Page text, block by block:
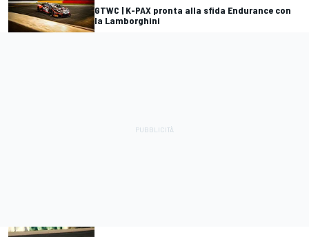
GTWC | K-PAX pronta alla sfida Endurance con
la Lamborghini